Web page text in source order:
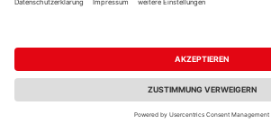
Impressum AGB Widerruf
Reservierungsbedingungen